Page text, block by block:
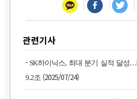
관련기사
- SK하이닉스, 최대 분기 실적 달성…
9.2조 (2025/07/24)